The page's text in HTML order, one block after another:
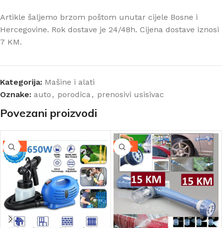
Artikle šaljemo brzom poštom unutar cijele Bosne i
Hercegovine. Rok dostave je 24/48h. Cijena dostave iznosi
7 KM.
Kategorija: Mašine i alati
Oznake: auto , porodica, prenosivi usisivac
Povezani proizvodi
-33% -25%